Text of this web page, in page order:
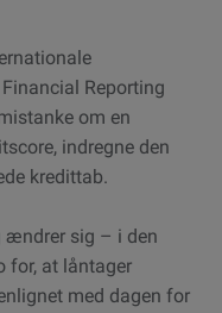
Reporting
om en
indregne den
kredittab.
ændrer sig – i den
for, at låntager
med dagen for